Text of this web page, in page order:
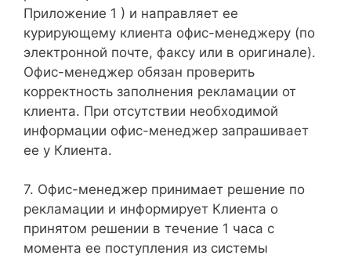
Приложение 1 ) и направляет ее
курирующему клиента офис-менеджеру (по
электронной почте, факсу или в оригинале).
Офис-менеджер обязан проверить
корректность заполнения рекламации от
клиента. При отсутствии необходимой
информации офис-менеджер запрашивает
ее у Клиента.
7. Офис-менеджер принимает решение по
рекламации и информирует Клиента о
принятом решении в течение 1 часа с
момента ее поступления из системы